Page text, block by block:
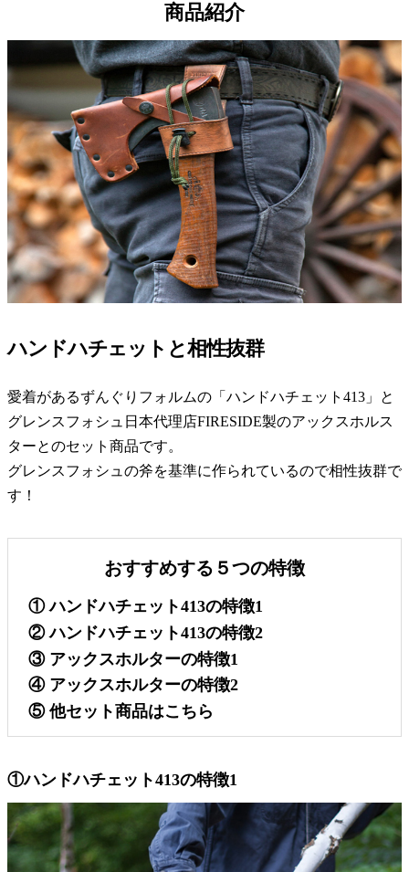
商品紹介
ハンドハチェットと相性抜群
愛着があるずんぐりフォルムの「ハンドハチェット413」と
グレンスフォシュ日本代理店FIRESIDE製のアックスホルス
ターとのセット商品です。
グレンスフォシュの斧を基準に作られているので相性抜群で
す！
おすすめする５つの特徴
① ハンドハチェット413の特徴1
② ハンドハチェット413の特徴2
③ アックスホルターの特徴1
④ アックスホルターの特徴2
⑤ 他セット商品はこちら
①ハンドハチェット413の特徴1